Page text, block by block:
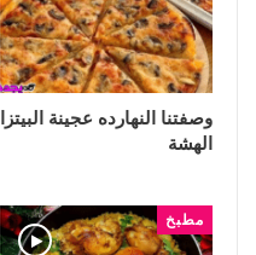
وصفتنا النهارده عجينة البيتزا
الهشة
مطبخ